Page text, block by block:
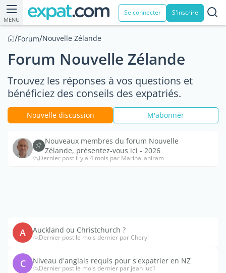
MENU
Se connecter S'inscrire
/Forum/Nouvelle Zélande
Forum Nouvelle Zélande
Trouvez les réponses à vos questions et
bénéficiez des conseils des expatriés.
Nouvelle discussion M'abonner
Nouveaux membres du forum Nouvelle
Zélande, présentez-vous ici - 2026
Dernier post il y a 4 mois par Marina_aniram
A Auckland ou Christchurch ?
Dernier post le mois dernier par Cheryl
C Niveau d'anglais requis pour s'expatrier en NZ
Dernier post le mois dernier par jean luc1